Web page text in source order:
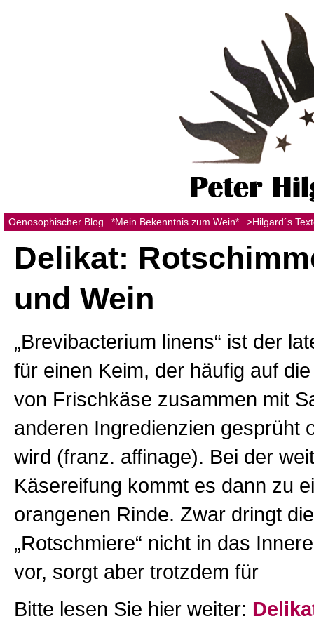
Oenosophischer Blog *Mein Bekenntnis zum Wein* >Hilgard´s
Delikat:
und Wein
„Brevibacterium linens“ ist der
für einen Keim, der häufig auf
von Frischkäse zusammen mit
anderen Ingredienzien gesprüht
wird (franz. affinage). Bei der
Käsereifung kommt es dann zu
orangenen Rinde. Zwar dringt
„Rotschmiere“ nicht in das
vor, sorgt aber trotzdem für
Bitte lesen Sie hier weiter: